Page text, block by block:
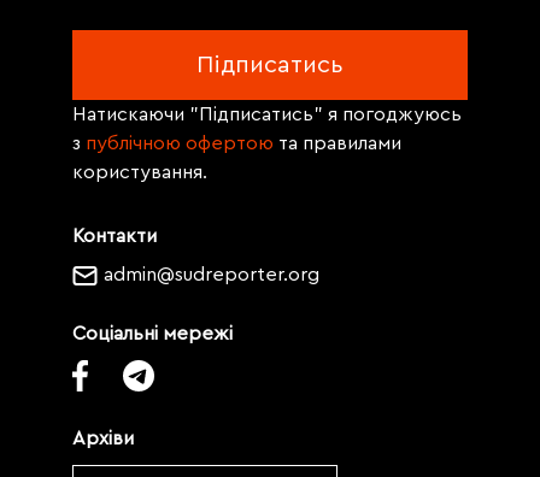
Контакти
admin@sudreporter.org
Соціальні мережі
Архіви
Натискаючи "Підписатись" я погоджуюсь
з публічною офертою та правилами
користування.